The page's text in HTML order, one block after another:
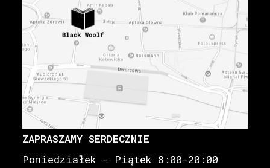
ZAPRASZAMY SERDECZNIE
Poniedziałek - Piątek 8:00-20:00